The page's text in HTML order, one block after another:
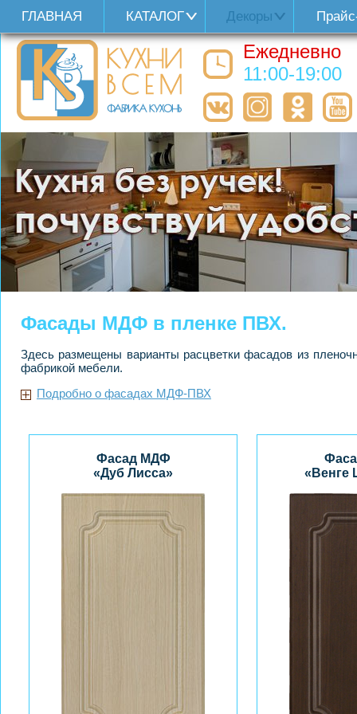
ГЛАВНАЯ КАТАЛОГ Декоры
Ежедневно
11:00-19:00
Фасады МДФ в пленке ПВХ.
Здесь размещены варианты расцветки фасадов из
фабрикой мебели.
Подробно о фасадах МДФ-ПВХ
Фасад МДФ
«Дуб Лисса»
«Венге